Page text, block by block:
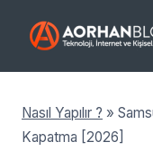
Nasıl Yapılır ? »
Kapatma [2026]